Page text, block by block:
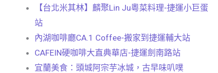
【台北米其林】麟聚Lin Ju粵菜料理-捷運小巨蛋
站
內湖咖啡廳CA.1 Coffee-搬家到捷運輔大站
CAFEIN硬咖啡大直典華店-捷運劍南路站
宜蘭美食：頭城阿宗芋冰城，古早味叭噗